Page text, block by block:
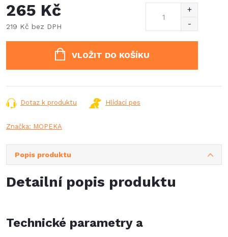
265 Kč
219 Kč bez DPH
VLOŽIT DO KOŠÍKU
Dotaz k produktu Hlídací pes
Značka: MOPEKA
Popis produktu
Detailní popis produktu
Technické parametry a